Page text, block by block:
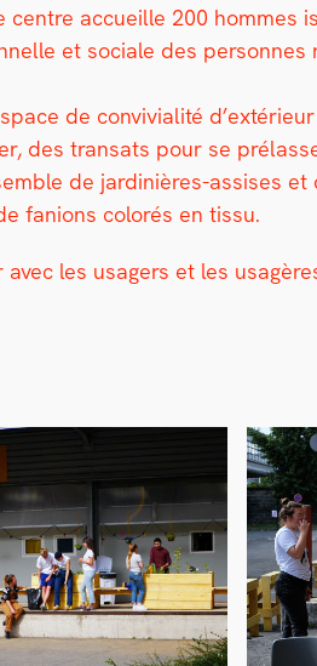
cen­tre accueille 200
et sociale des per­son­nes
de con­vivi­al­ité
des transats pour se
de jar­dinières-assis­es
fan­ions col­orés en tis­su.
les usagers et les